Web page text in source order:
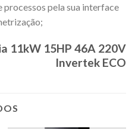
processos pela sua interface
11kW 15HP 46A 220V
Invertek ECO